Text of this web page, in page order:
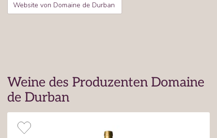
Website von Domaine de Durban
Weine des Produzenten Domaine
de Durban